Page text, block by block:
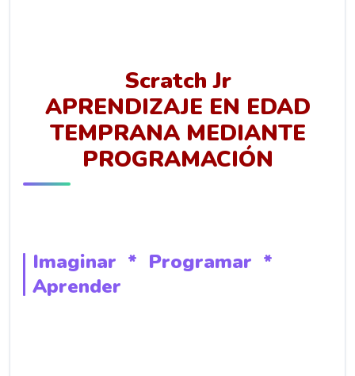
Scratch Jr
APRENDIZAJE EN EDAD
TEMPRANA MEDIANTE
PROGRAMACIÓN
Imaginar * Programar *
Aprender